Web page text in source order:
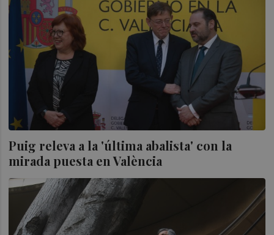
Puig releva a la 'última abalista' con la
mirada puesta en València